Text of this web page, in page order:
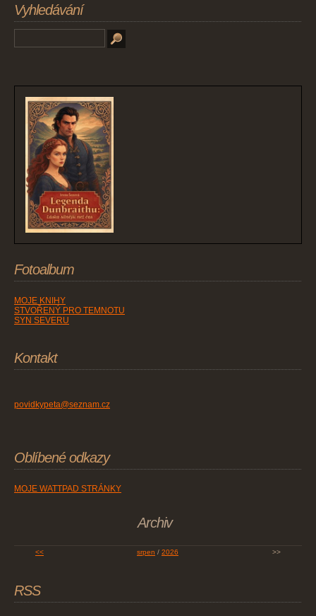
Vyhledávání
Fotoalbum
MOJE KNIHY
STVOŘENÝ PRO TEMNOTU
SYN SEVERU
Kontakt
povidkypeta@seznam.cz
Oblíbené odkazy
MOJE WATTPAD STRÁNKY
Archiv
<< srpen / 2026 >>
RSS